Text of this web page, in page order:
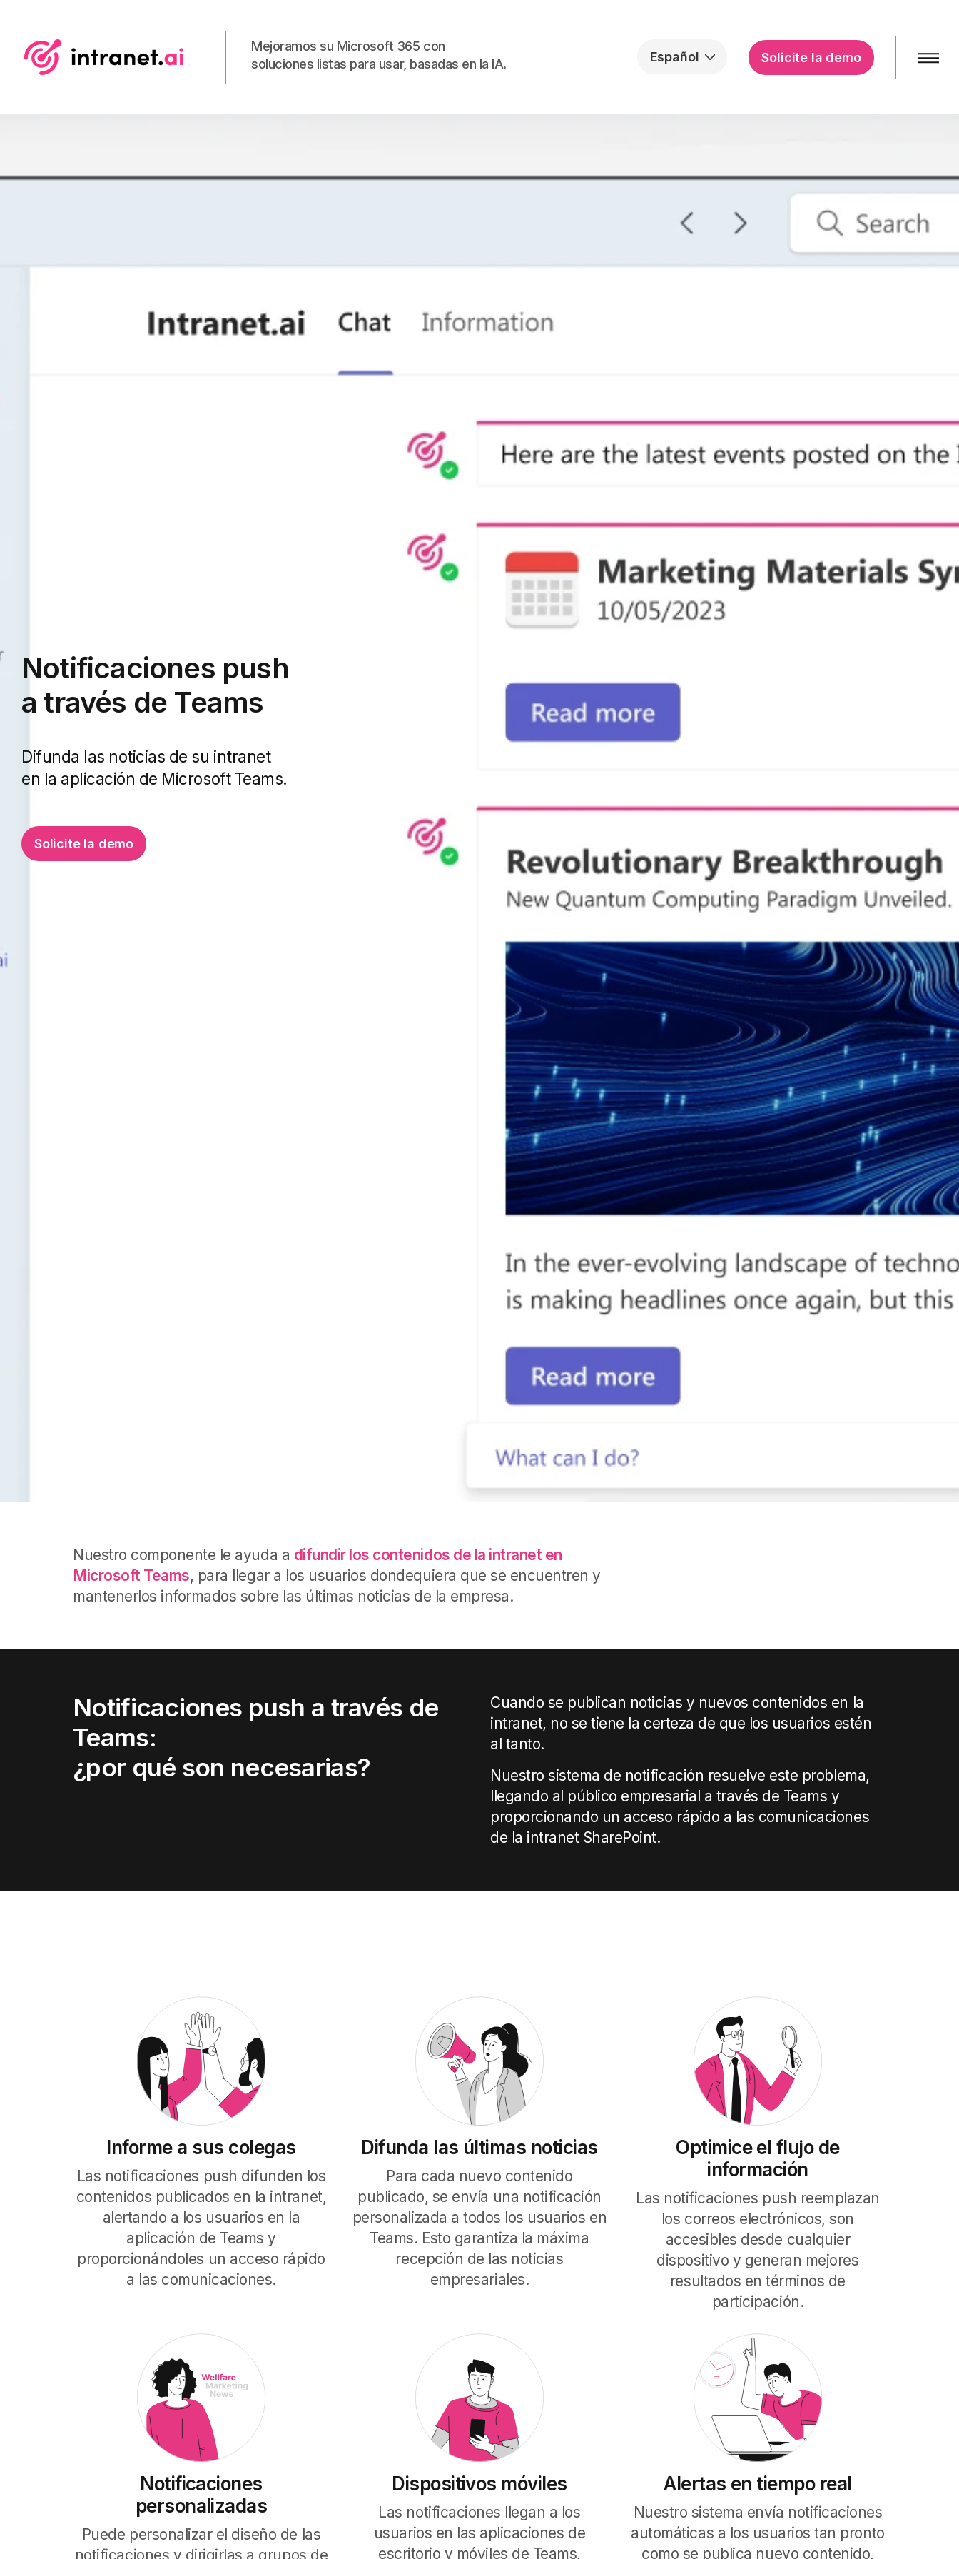
Mejoramos su Microsoft 365 con
soluciones listas para usar, basadas en la IA.
Español Solicite la demo
Notificaciones push
a través de Teams
Difunda las noticias de su intranet
en la aplicación de Microsoft Teams.
Solicite la demo
Nuestro componente le ayuda a difundir los contenidos de la intranet en
Microsoft Teams, para llegar a los usuarios dondequiera que se encuentren y
mantenerlos informados sobre las últimas noticias de la empresa.
Notificaciones push a través de
Teams:
¿por qué son necesarias?
Cuando se publican noticias y nuevos contenidos en la
intranet, no se tiene la certeza de que los usuarios estén
al tanto.
Nuestro sistema de notificación resuelve este problema,
llegando al público empresarial a través de Teams y
proporcionando un acceso rápido a las comunicaciones
de la intranet SharePoint.
Informe a sus colegas
Las notificaciones push difunden los
contenidos publicados en la intranet,
alertando a los usuarios en la
aplicación de Teams y
proporcionándoles un acceso rápido
a las comunicaciones.
Difunda las últimas noticias
Para cada nuevo contenido
publicado, se envía una notificación
personalizada a todos los usuarios en
Teams. Esto garantiza la máxima
recepción de las noticias
empresariales.
Optimice el flujo de
información
Las notificaciones push reemplazan
los correos electrónicos, son
accesibles desde cualquier
dispositivo y generan mejores
resultados en términos de
participación.
Notificaciones
personalizadas
Puede personalizar el diseño de las
notificaciones y dirigirlas a grupos de
Dispositivos móviles
Las notificaciones llegan a los
usuarios en las aplicaciones de
escritorio y móviles de Teams,
Alertas en tiempo real
Nuestro sistema envía notificaciones
automáticas a los usuarios tan pronto
como se publica nuevo contenido,